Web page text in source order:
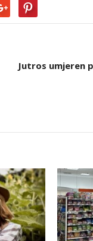
Jutros umjeren